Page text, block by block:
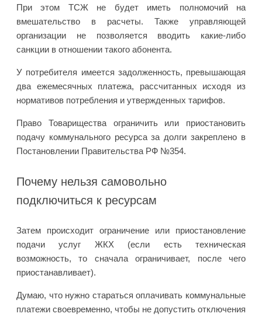
При этом ТСЖ не будет иметь полномочий на
вмешательство в расчеты. Также управляющей
организации не позволяется вводить какие-либо
санкции в отношении такого абонента.
У потребителя имеется задолженность, превышающая
два ежемесячных платежа, рассчитанных исходя из
нормативов потребления и утвержденных тарифов.
Право Товарищества ограничить или приостановить
подачу коммунального ресурса за долги закреплено в
Постановлении Правительства РФ №354.
Почему нельзя самовольно
подключиться к ресурсам
Затем происходит ограничение или приостановление
подачи услуг ЖКХ (если есть техническая
возможность, то сначала ограничивает, после чего
приостанавливает).
Думаю, что нужно стараться оплачивать коммунальные
платежи своевременно, чтобы не допустить отключения